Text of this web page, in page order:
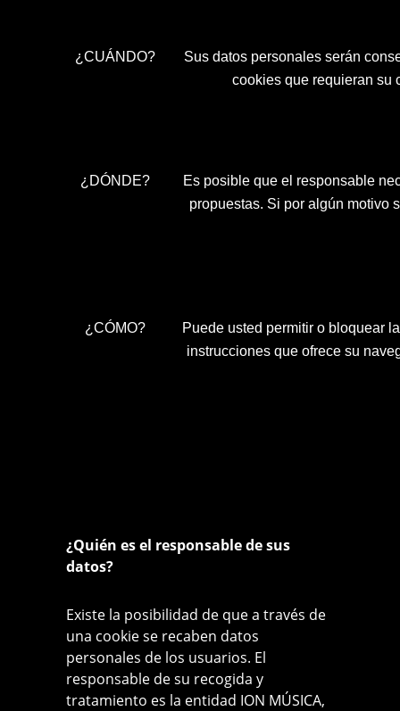
¿CUÁNDO?
Sus datos personales serán
cookies que requieran su
¿DÓNDE?
Es posible que el responsable
propuestas. Si por algún motivo
¿CÓMO?
Puede usted permitir o bloquear
instrucciones que ofrece su
¿Quién es el responsable de sus
datos?
Existe la posibilidad de que a través de
una cookie se recaben datos
personales de los usuarios. El
responsable de su recogida y
tratamiento es la entidad ION MÚSICA,